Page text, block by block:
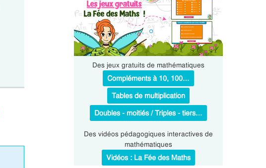
Des jeux gratuits de mathématiques
Compléments à 10, 100…
Tables de multiplication
Doubles - moitiés / Triples - tiers…
Des vidéos pédagogiques interactives de
mathématiques
Vidéos : La Fée des Maths